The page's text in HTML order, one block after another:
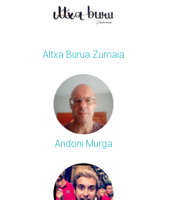
Altxa Burua Zumaia
Andoni Murga